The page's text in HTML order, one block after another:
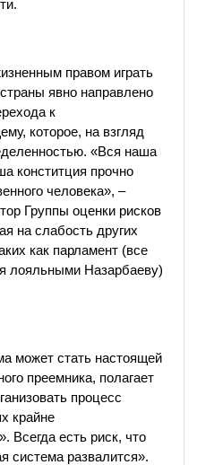
правом играть
явно направлено
к
которое, на взгляд
«Вся наша
конститция прочно
человека», –
Группы оценки рисков
на слабость других
как парламент (все
лояльными Назарбаеву)
может стать настоящей
преемника, полагает
процесс
крайне
Всегда есть риск, что
система развалится».